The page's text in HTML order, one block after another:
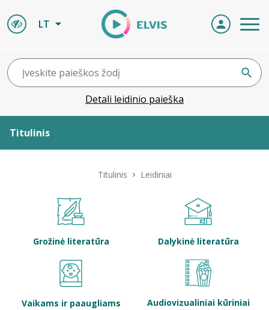
LT
Detali leidinio paieška
Titulinis
Bibliotekoms
Titulinis Leidiniai
Grožinė literatūra Dalykinė literatūra
Vaikams ir paaugliams Audiovizualiniai kūriniai